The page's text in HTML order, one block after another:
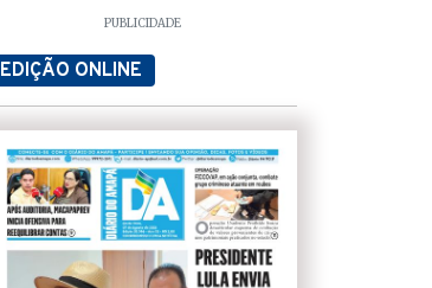
PUBLICIDADE
EDIÇÃO ONLINE